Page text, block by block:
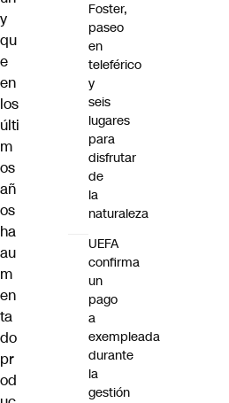
y
qu
e
en
los
últi
m
os
añ
os
ha
au
m
en
ta
do
pr
od
Foster,
paseo
en
teleférico
y
seis
lugares
para
disfrutar
de
la
naturaleza
UEFA
confirma
un
pago
a
exempleada
durante
la
gestión